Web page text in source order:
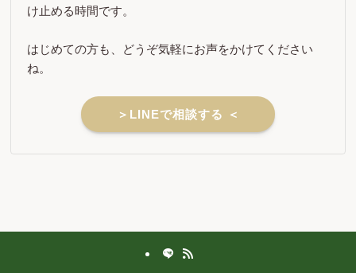
け止める時間です。
はじめての方も、どうぞ気軽にお声をかけてください
ね。
＞LINEで相談する ＜